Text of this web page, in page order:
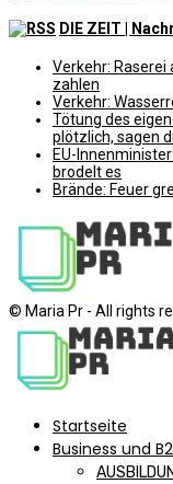
DIE ZEIT |
Verkehr:
zahlen
Verkehr:
Tötung des
plötzlich, sagen
EU-
brodelt es
Brände: Feuer
© Maria Pr - All rights
Startseite
Business und